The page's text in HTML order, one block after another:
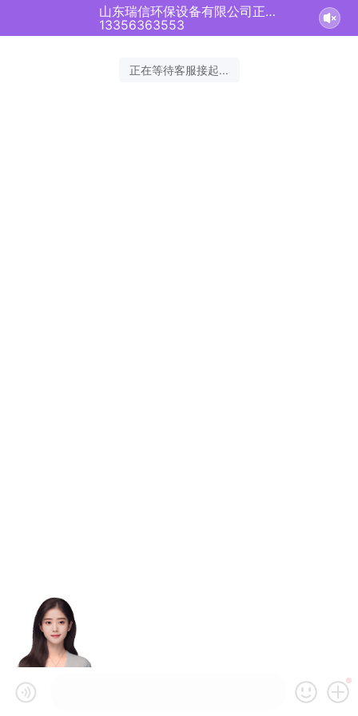
山东瑞信环保设备有限公司正在为您服务
13356363553
正在等待客服接起...